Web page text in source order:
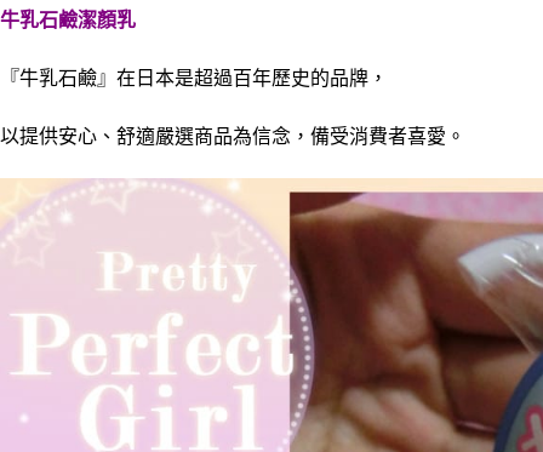
牛乳石鹼潔顏乳
『牛乳石鹼』在日本是超過百年歷史的品牌，
以提供安心、舒適嚴選商品為信念，備受消費者喜愛。